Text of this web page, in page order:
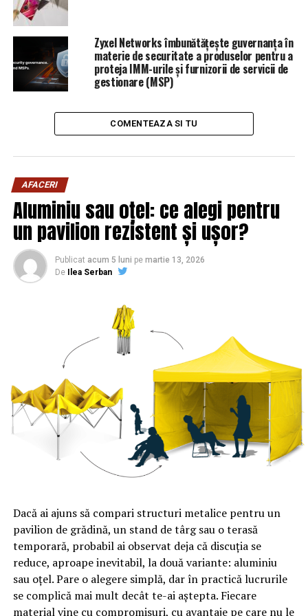
Zyxel Networks îmbunătățește guvernanța în
materie de securitate a produselor pentru a
proteja IMM-urile și furnizorii de servicii de
gestionare (MSP)
COMENTEAZA SI TU
AFACERI
Aluminiu sau oțel: ce alegi pentru
un pavilion rezistent și ușor?
Publicat acum 5 luni pe martie 13, 2026
De
Ilea Serban
Dacă ai ajuns să compari structuri metalice pentru un
pavilion de grădină, un stand de târg sau o terasă
temporară, probabil ai observat deja că discuția se
reduce, aproape inevitabil, la două variante: aluminiu
sau oțel. Pare o alegere simplă, dar în practică lucrurile
se complică mai mult decât te-ai aștepta. Fiecare
material vine cu compromisuri, cu avantaje pe care nu le